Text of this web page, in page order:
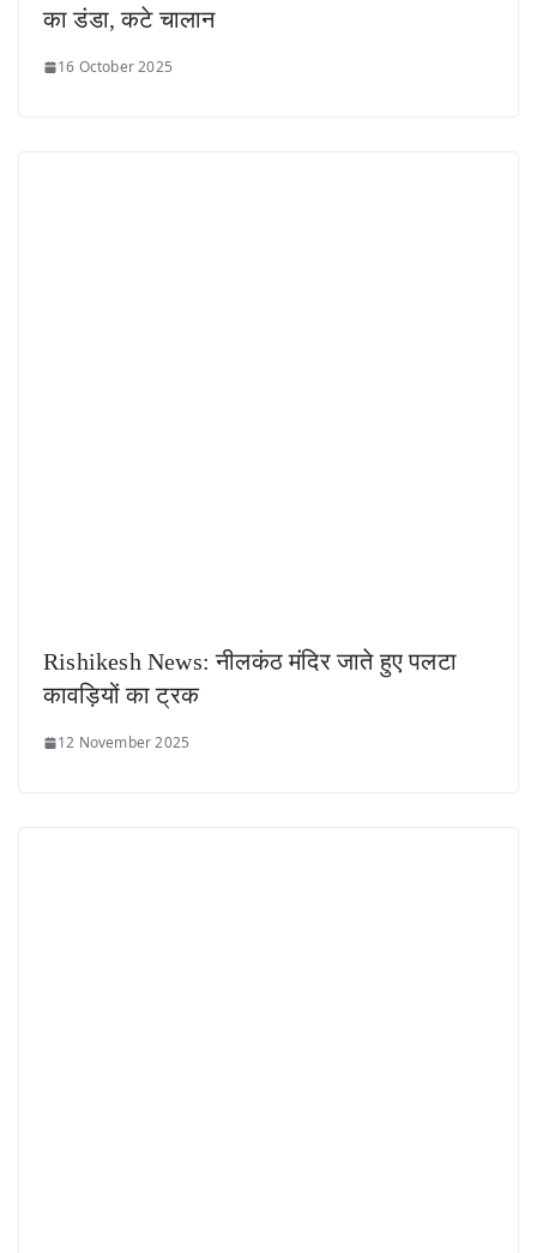
का डंडा, कटे चालान
16 October 2025
Rishikesh News: नीलकंठ मंदिर जाते हुए पलटा
कावड़ियों का ट्रक
12 November 2025